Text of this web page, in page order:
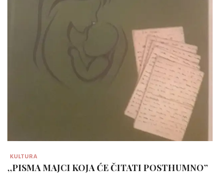
KULTURA
,,PISMA MAJCI KOJA ĆE ČITATI POSTHUMNO”